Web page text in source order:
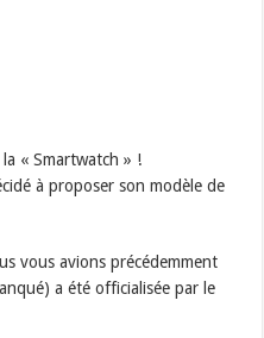
« Smartwatch » !
à proposer son modèle de
vous avions précédemment
a été officialisée par le